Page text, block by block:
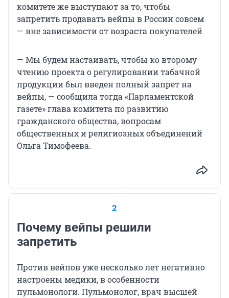
комитете же выступают за то, чтобы
запретить продавать вейпы в России совсем
— вне зависимости от возраста покупателей
— Мы будем настаивать, чтобы ко второму
чтению проекта о регулировании табачной
продукции был введен полный запрет на
вейпы, — сообщила тогда «Парламентской
газете» глава комитета по развитию
гражданского общества, вопросам
общественных и религиозных объединений
Ольга Тимофеева.
2
Почему вейпы решили
запретить
Против вейпов уже несколько лет негативно
настроены медики, в особенности
пульмонологи. Пульмонолог, врач высшей